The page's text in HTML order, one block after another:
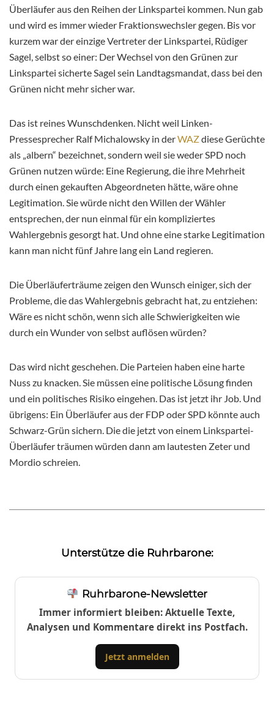
Überläufer aus den Reihen der Linkspartei kommen. Nun gab
und wird es immer wieder Fraktionswechsler gegen. Bis vor
kurzem war der einzige Vertreter der Linkspartei, Rüdiger
Sagel, selbst so einer: Der Wechsel von den Grünen zur
Linkspartei sicherte Sagel sein Landtagsmandat, dass bei den
Grünen nicht mehr sicher war.
Das ist reines Wunschdenken. Nicht weil Linken-
Pressesprecher Ralf Michalowsky in derWAZdiese Gerüchte
als „albern“ bezeichnet, sondern weil sie weder SPD noch
Grünen nutzen würde: Eine Regierung, die ihre Mehrheit
durch einen gekauften Abgeordneten hätte, wäre ohne
Legitimation. Sie würde nicht den Willen der Wähler
entsprechen, der nun einmal für ein kompliziertes
Wahlergebnis gesorgt hat. Und ohne eine starke Legitimation
kann man nicht fünf Jahre lang ein Land regieren.
Die Überläuferträume zeigen den Wunsch einiger, sich der
Probleme, die das Wahlergebnis gebracht hat, zu entziehen:
Wäre es nicht schön, wenn sich alle Schwierigkeiten wie
durch ein Wunder von selbst auflösen würden?
Das wird nicht geschehen. Die Parteien haben eine harte
Nuss zu knacken. Sie müssen eine politische Lösung finden
und ein politisches Risiko eingehen. Das ist jetzt ihr Job. Und
übrigens: Ein Überläufer aus der FDP oder SPD könnte auch
Schwarz-Grün sichern. Die die jetzt von einem Linkspartei-
Überläufer träumen würden dann am lautesten Zeter und
Mordio schreien.
Unterstütze die Ruhrbarone:
Ruhrbarone-Newsletter
Immer informiert bleiben: Aktuelle Texte,
Analysen und Kommentare direkt ins Postfach.
Jetzt anmelden